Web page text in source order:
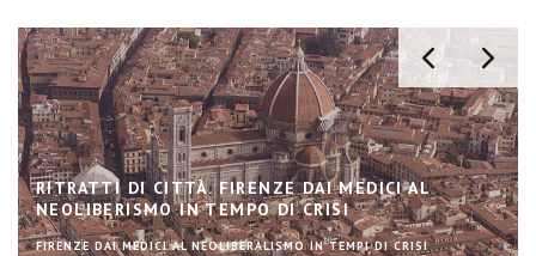
RITRATTI DI CITTÀ. FIRENZE DAI MEDICI AL
NEOLIBERISMO IN TEMPO DI CRISI
FIRENZE DAI MEDICI AL NEOLIBERALISMO IN TEMPI DI CRISI